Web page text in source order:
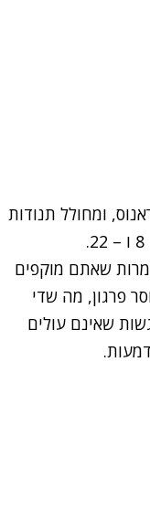
ומחולל תנודות
שאתם מוקפים
פרגון, מה שדי
שאינם עולים